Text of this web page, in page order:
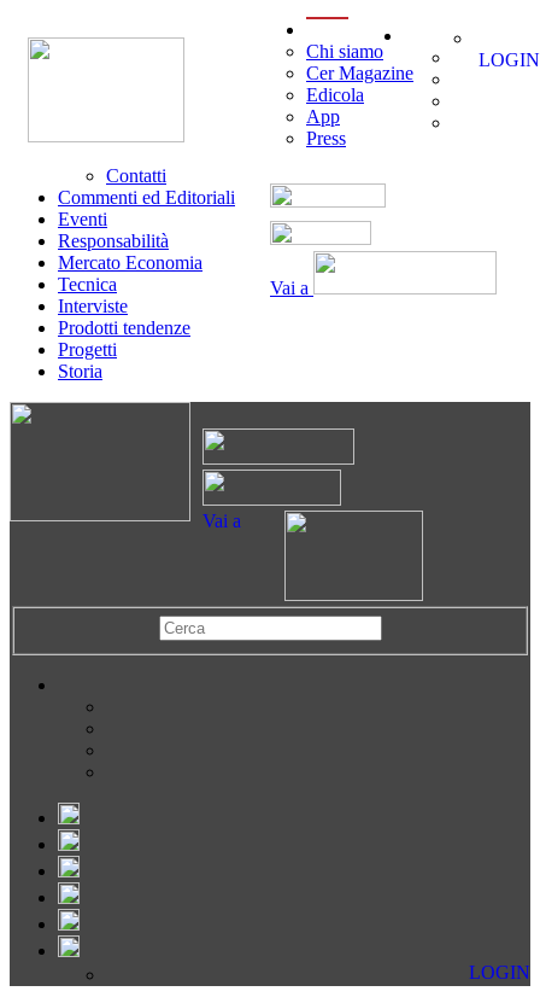
Vai a
Chi siamo
Cer Magazine
Edicola
App
Press
Contatti
Commenti ed Editoriali
Eventi
Responsabilità
Mercato Economia
Tecnica
Interviste
Prodotti tendenze
Progetti
Storia
LOGIN
Vai a
LOGIN